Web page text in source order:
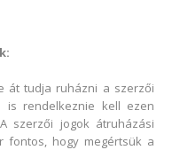
át tudja ruházni a szerzői
is rendelkeznie kell ezen
szerzői jogok átruházási
fontos, hogy megértsük a